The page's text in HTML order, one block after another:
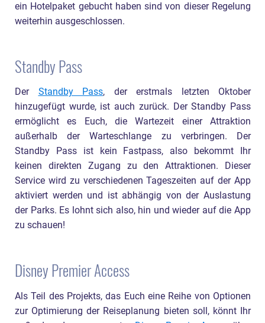
ein Hotelpaket gebucht haben sind von dieser Regelung
weiterhin ausgeschlossen.
Standby Pass
Der Standby Pass, der erstmals letzten Oktober
hinzugefügt wurde, ist auch zurück. Der Standby Pass
ermöglicht es Euch, die Wartezeit einer Attraktion
außerhalb der Warteschlange zu verbringen. Der
Standby Pass ist kein Fastpass, also bekommt Ihr
keinen direkten Zugang zu den Attraktionen. Dieser
Service wird zu verschiedenen Tageszeiten auf der App
aktiviert werden und ist abhängig von der Auslastung
der Parks. Es lohnt sich also, hin und wieder auf die App
zu schauen!
Disney Premier Access
Als Teil des Projekts, das Euch eine Reihe von Optionen
zur Optimierung der Reiseplanung bieten soll, könnt Ihr